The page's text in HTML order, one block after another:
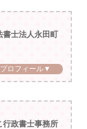
書士法人永田町
プロフィール▼
行政書士事務所